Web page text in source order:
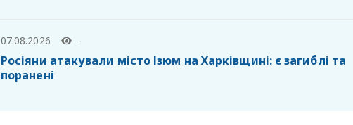
07.08.2026 -
Росіяни атакували місто Ізюм на Харківщині: є загиблі та
поранені